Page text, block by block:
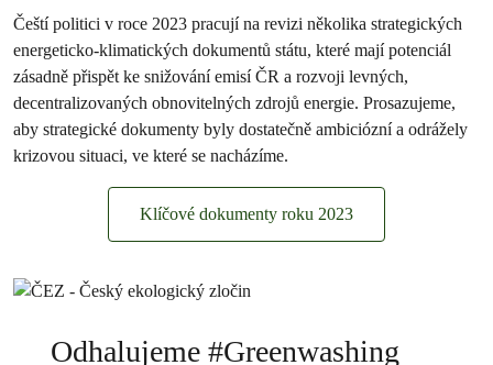
Čeští politici v roce 2023 pracují na revizi několika strategických
energeticko-klimatických dokumentů státu, které mají potenciál
zásadně přispět ke snižování emisí ČR a rozvoji levných,
decentralizovaných obnovitelných zdrojů energie. Prosazujeme,
aby strategické dokumenty byly dostatečně ambiciózní a odrážely
krizovou situaci, ve které se nacházíme.
Klíčové dokumenty roku 2023
Odhalujeme #Greenwashing